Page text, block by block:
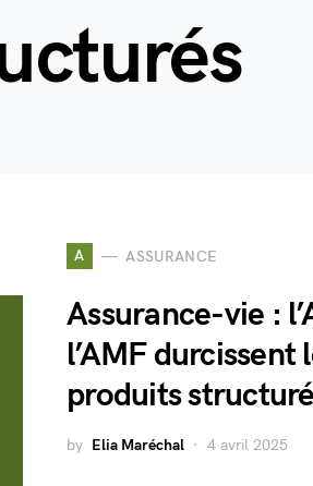
A ASSURANCE
Assurance-vie :
l’AMF durcissent
produits
by Elia Maréchal 4 avril 2025